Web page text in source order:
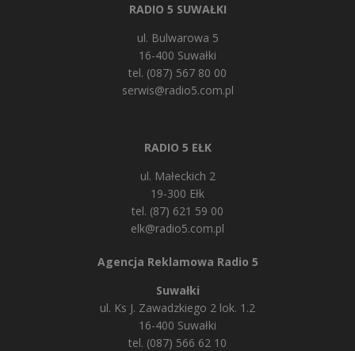
RADIO 5 SUWAŁKI
ul. Bulwarowa 5
16-400 Suwałki
tel. (087) 567 80 00
serwis@radio5.com.pl
RADIO 5 EŁK
ul. Małeckich 2
19-300 Ełk
tel. (87) 621 59 00
elk@radio5.com.pl
Agencja Reklamowa Radio 5
Suwałki
ul. Ks J. Zawadzkiego 2 lok. 1.2
16-400 Suwałki
tel. (087) 566 62 10